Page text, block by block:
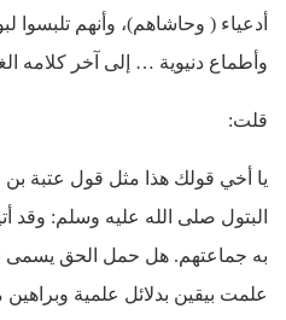
أدعياء ( وحاشاهم)، وأنهم
وأطماع دنيوية … إلى آخر كلامه
قلت:
يا أخي قولك هذا مثل قول عتبة
البتول صلى الله عليه وسلم:
به جماعتهم. هل حمل الحق يسمى
علمت بيقين بدلائل علمية